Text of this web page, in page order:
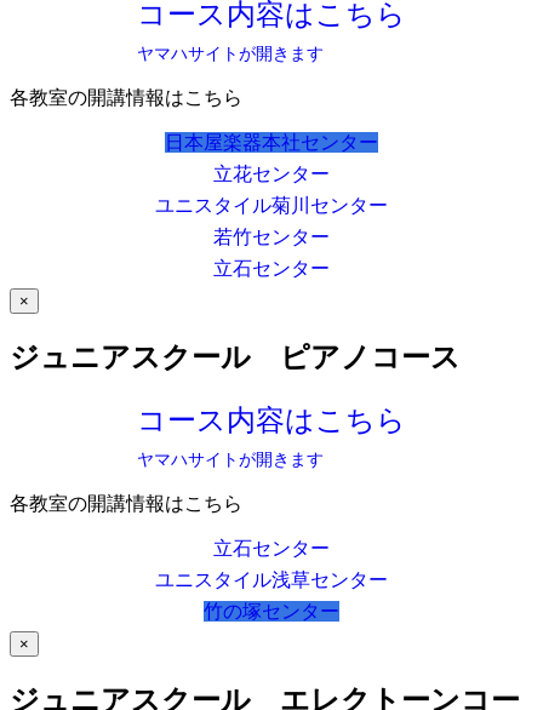
コース内容はこちら
ヤマハサイトが開きます
各教室の開講情報はこちら
日本屋楽器本社センター
立花センター
ユニスタイル菊川センター
若竹センター
立石センター
×
ジュニアスクール ピアノコース
コース内容はこちら
ヤマハサイトが開きます
各教室の開講情報はこちら
立石センター
ユニスタイル浅草センター
竹の塚センター
×
ジュニアスクール エレクトーンコー